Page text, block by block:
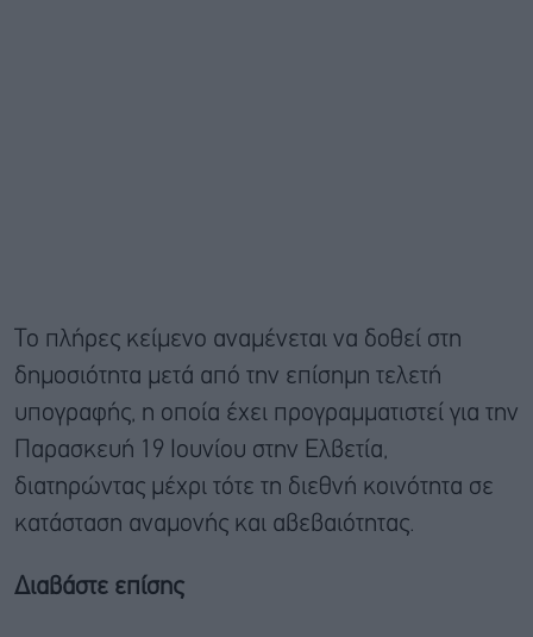
Το πλήρες κείμενο αναμένεται να δοθεί στη
δημοσιότητα μετά από την επίσημη τελετή
υπογραφής, η οποία έχει προγραμματιστεί για την
Παρασκευή 19 Ιουνίου στην Ελβετία,
διατηρώντας μέχρι τότε τη διεθνή κοινότητα σε
κατάσταση αναμονής και αβεβαιότητας.
Διαβάστε επίσης